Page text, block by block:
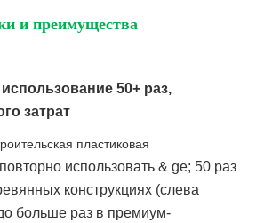
и преимущества
50+ раз,
затрат
пластиковая
использовать & ge; 50 раз
конструкциях (слева
больше раз в премиум-